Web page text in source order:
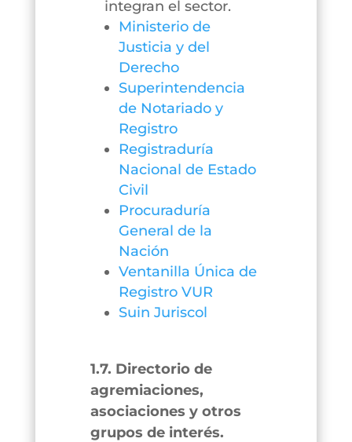
integran el sector.
Ministerio de
Justicia y del
Derecho
Superintendencia
de Notariado y
Registro
Registraduría
Nacional de Estado
Civil
Procuraduría
General de la
Nación
Ventanilla Única de
Registro VUR
Suin Juriscol
1.7. Directorio de
agremiaciones,
asociaciones y otros
grupos de interés.